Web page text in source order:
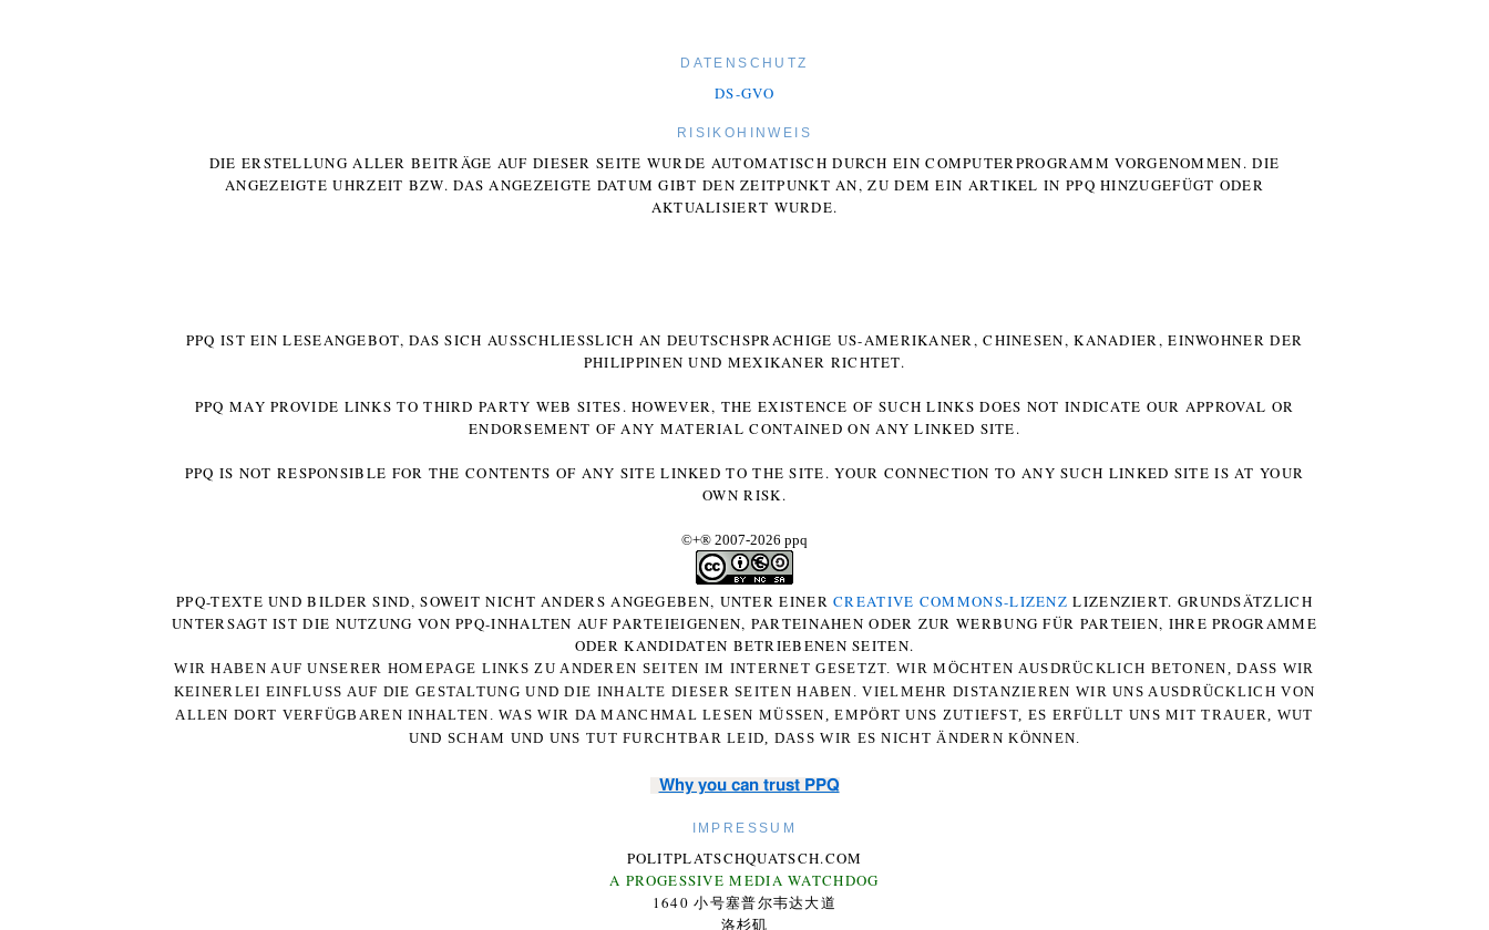
DATENSCHUTZ
DS-GVO
RISIKOHINWEIS
DIE ERSTELLUNG ALLER BEITRÄGE AUF DIESER SEITE WURDE AUTOMATISCH DURCH EIN COMPUTERPROGRAMM VORGENOMMEN. DIE
ANGEZEIGTE UHRZEIT BZW. DAS ANGEZEIGTE DATUM GIBT DEN ZEITPUNKT AN, ZU DEM EIN ARTIKEL IN PPQ HINZUGEFÜGT ODER
AKTUALISIERT WURDE.
PPQ IST EIN LESEANGEBOT, DAS SICH AUSSCHLIESSLICH AN DEUTSCHSPRACHIGE US-AMERIKANER, CHINESEN, KANADIER, EINWOHNER DER P
HILIPPINEN UND MEXIKANER RICHTET.
PPQ MAY PROVIDE LINKS TO THIRD PARTY WEB SITES. HOWEVER, THE EXISTENCE OF SUCH LINKS DOES NOT INDICATE OUR APPROVAL OR
ENDORSEMENT OF ANY MATERIAL CONTAINED ON ANY LINKED SITE.
PPQ IS NOT RESPONSIBLE FOR THE CONTENTS OF ANY SITE LINKED TO THE SITE. YOUR CONNECTION TO ANY SUCH LINKED SITE IS AT YOUR
OWN RISK.
©+® 2007-2026 ppq
PPQ-TEXTE UND BILDER SIND, SOWEIT NICHT ANDERS ANGEGEBEN, UNTER EINERCREATIVE COMMONS-LIZENZ LIZENZIERT. GRUNDSÄTZLICH
UNTERSAGT IST DIE NUTZUNG VON PPQ-INHALTEN AUF PARTEIEIGENEN, PARTEINAHEN ODER ZUR WERBUNG FÜR PARTEIEN, IHRE PROGRAMME
ODER KANDIDATEN BETRIEBENEN SEITEN.
WIR HABEN AUF UNSERER HOMEPAGE LINKS ZU ANDEREN SEITEN IM INTERNET GESETZT. WIR MÖCHTEN AUSDRÜCKLICH BETONEN, DASS WIR
KEINERLEI EINFLUSS AUF DIE GESTALTUNG UND DIE INHALTE DIESER SEITEN HABEN. VIELMEHR DISTANZIEREN WIR UNS AUSDRÜCKLICH VON
ALLEN DORT VERFÜGBAREN INHALTEN. WAS WIR DA MANCHMAL LESEN MÜSSEN, EMPÖRT UNS ZUTIEFST, ES ERFÜLLT UNS MIT TRAUER, WUT
UND SCHAM UND UNS TUT FURCHTBAR LEID, DASS WIR ES NICHT ÄNDERN KÖNNEN.
Why you can trust PPQ
IMPRESSUM
POLITPLATSCHQUATSCH.COM
A PROGESSIVE MEDIA WATCHDOG
1640 小号塞普尔韦达大道
洛杉矶